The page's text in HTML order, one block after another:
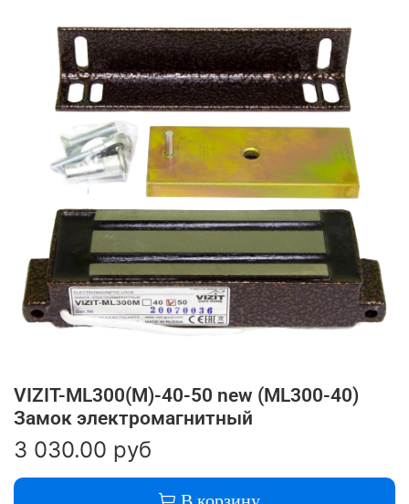
VIZIT-ML300(М)-40-50 new (ML300-40)
Замок электромагнитный
3 030.00 руб